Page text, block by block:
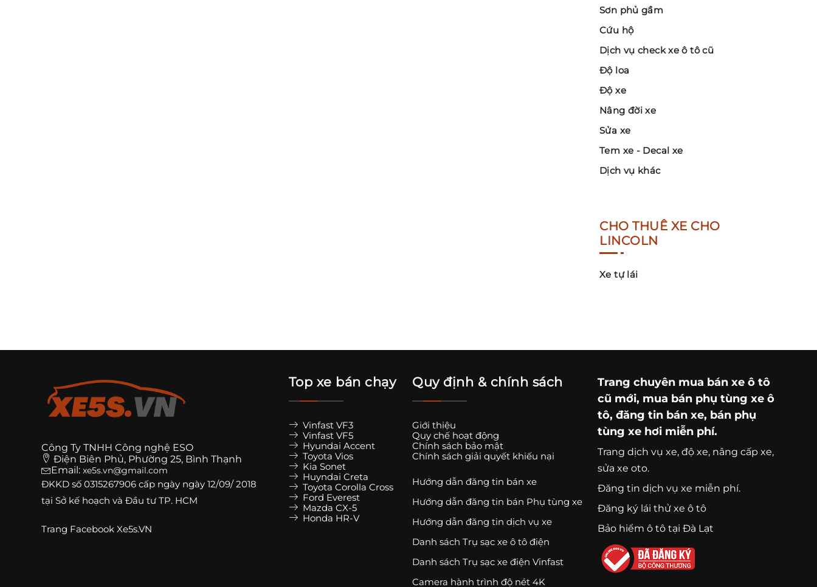
Sơn phủ gầm
Cứu hộ
Dịch vụ check xe ô tô cũ
Độ loa
Độ xe
Nâng đời xe
Sửa xe
Tem xe - Decal xe
Dịch vụ khác
CHO THUÊ XE CHO
LINCOLN
Xe tự lái
Công Ty TNHH Công nghệ ESO
Điện Biên Phủ, Phường 25, Bình Thạnh
Email: xe5s.vn@gmail.com
ĐKKD số 0315267906 cấp ngày ngày 12/09/ 2018
tại Sở kế hoạch và Đầu tư TP. HCM
Trang Facebook Xe5s.VN
Top xe bán chạy
Vinfast VF3
Vinfast VF5
Hyundai Accent
Toyota Vios
Kia Sonet
Huyndai Creta
Toyota Corolla Cross
Ford Everest
Mazda CX-5
Honda HR-V
Quy định & chính sách
Giới thiệu
Quy chế hoạt động
Chính sách bảo mật
Chính sách giải quyết khiếu nại
Hướng dẫn đăng tin bán xe
Hướng dẫn đăng tin bán Phụ tùng xe
Hướng dẫn đăng tin dịch vụ xe
Danh sách Trụ sạc xe ô tô điện
Danh sách Trụ sạc xe điện Vinfast
Camera hành trình độ nét 4K
Trang chuyên mua bán xe ô tô
cũ mới, mua bán phụ tùng xe ô
tô, đăng tin bán xe, bán phụ
tùng xe hơi miễn phí.
Trang dịch vụ xe, độ xe, nâng cấp xe,
sửa xe oto.
Đăng tin dịch vụ xe miễn phí.
Đăng ký lái thử xe ô tô
Bảo hiểm ô tô tại Đà Lạt